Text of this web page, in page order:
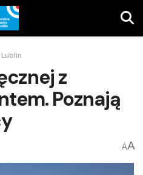
Lublin
z
Poznają
AA